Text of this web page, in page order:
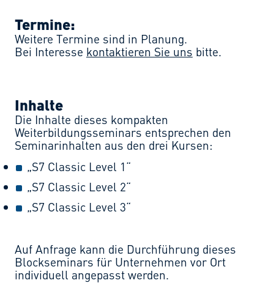
Inhalte
Die Inhalte dieses kompakten
Weiterbildungsseminars entsprechen den
Seminarinhalten aus den drei Kursen:
„S7 Classic Level 1“
„S7 Classic Level 2“
„S7 Classic Level 3“
Auf Anfrage kann die Durchführung dieses
Blockseminars für Unternehmen vor Ort
individuell angepasst werden.
Termine:
Weitere Termine sind in Planung.
Bei Interesse kontaktieren Sie uns bitte.